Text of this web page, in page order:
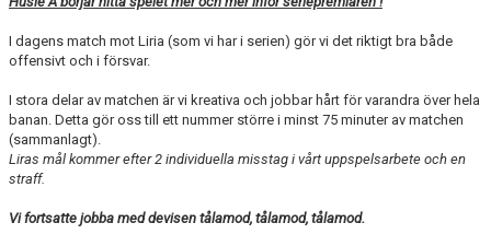
I dagens match mot Liria (som vi har i serien) gör vi det riktigt bra både
offensivt och i försvar.
I stora delar av matchen är vi kreativa och jobbar hårt för varandra över hela
banan. Detta gör oss till ett nummer större i minst 75 minuter av matchen
(sammanlagt).
Liras mål kommer efter 2 individuella misstag i vårt uppspelsarbete och en
straff.
Vi fortsatte jobba med devisen tålamod, tålamod, tålamod.